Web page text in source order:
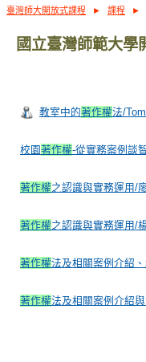
臺灣師大開放式課程 ► 課程 ►
國立臺灣師範大學
教室中的著作權法/
校園著作權-從實務案例談
著作權之認識與實務運用/
著作權之認識與實務運用/
著作權法及相關案例介紹
著作權法及相關案例介紹